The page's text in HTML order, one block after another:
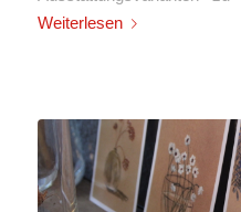
Weiterlesen